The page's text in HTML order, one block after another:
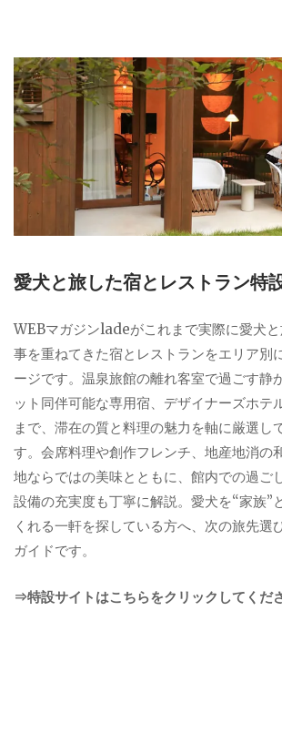
愛犬と旅した宿とレストラン特
WEBマガジンladeがこれまで実際に愛犬
事を重ねてきた宿とレストランをエリア別
ージです。温泉旅館の離れ客室で過ごす静
ット同伴可能な専用宿、デザイナーズホテ
まで、滞在の質と料理の魅力を軸に厳選し
す。会席料理や創作フレンチ、地産地消の
地ならではの美味とともに、館内での過ご
設備の充実度も丁寧に解説。愛犬を“家族”
くれる一軒を探している方へ、次の旅先選
ガイドです。
⇒特設サイトはこちらをクリックしてくだ